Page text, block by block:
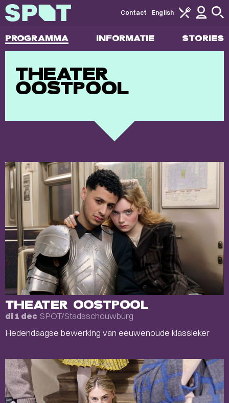
PROGRAMMA INFORMATIE STORIES
Contact English
THEATER
OOSTPOOL
THEATER OOSTPOOL
di 1 dec SPOT/Stadsschouwburg
Hedendaagse bewerking van eeuwenoude klassieker